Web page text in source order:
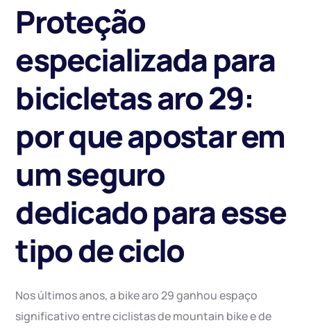
Proteção
especializada para
bicicletas aro 29:
por que apostar em
um seguro
dedicado para esse
tipo de ciclo
Nos últimos anos, a bike aro 29 ganhou espaço
significativo entre ciclistas de mountain bike e de